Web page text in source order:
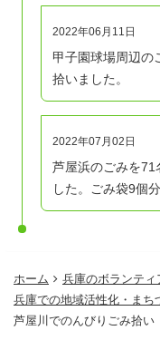
2022年06月11日
甲子園球場周辺の
拾いました。
2022年07月02日
芦屋浜のごみを71
した。ごみ袋9個
ホーム
兵庫のボランティ
兵庫での地域活性化・まち
芦屋川でのんびりごみ拾い